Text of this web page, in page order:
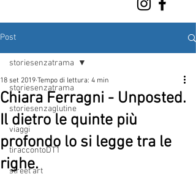
Post
storiesenzatrama
storiesenzaglutine
viaggi
tiraccontoDT1
street art
storiesenzatrama
Chiara Ferragni - Unposted.
Il dietro le quinte più
profondo lo si legge tra le
righe.
18 set 2019 Tempo di lettura: 4 min